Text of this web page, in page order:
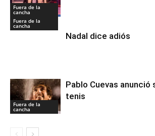
Fuera de la
cancha
Fuera de la
cancha
Nadal dice adiós
Fuera de la
cancha
Pablo Cuevas anunció
tenis